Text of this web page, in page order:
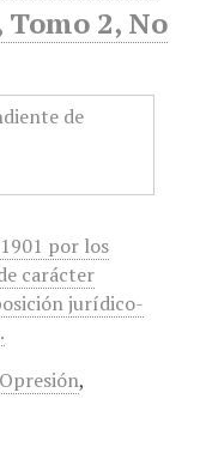
2, No
por los
carácter
jurídico-
Opresión,